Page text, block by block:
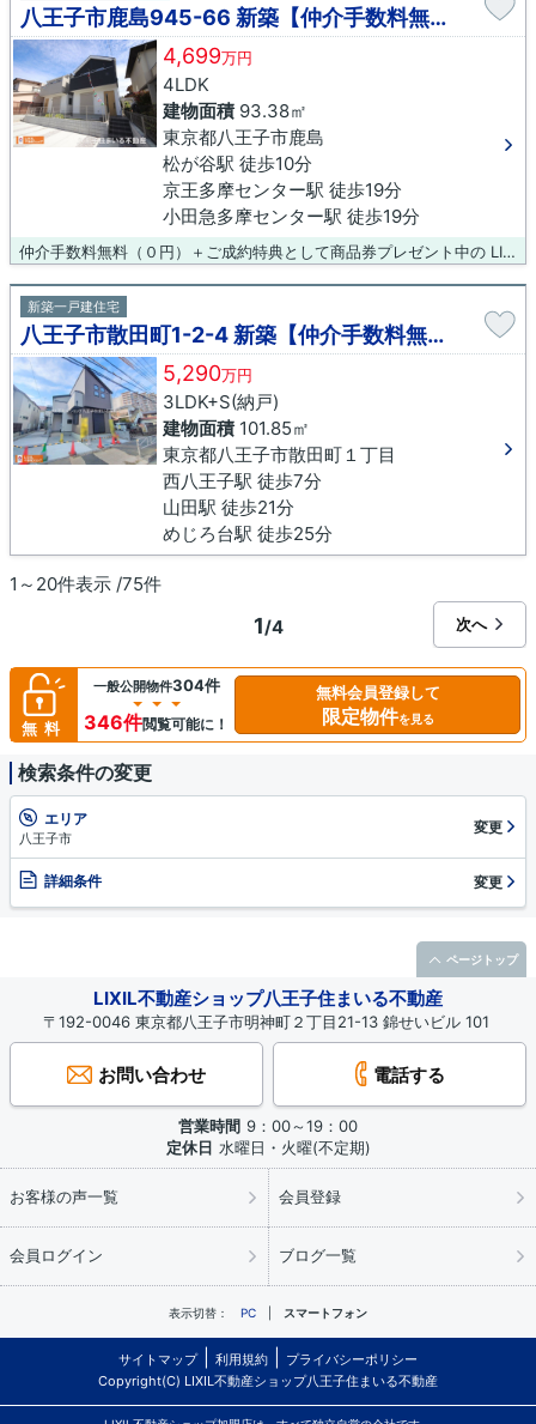
八王子市鹿島945-66 新築【仲介手数料無料】
4,699万円
4LDK
建物面積93.38㎡
東京都八王子市鹿島
松が谷駅 徒歩10分
京王多摩センター駅 徒歩19分
小田急多摩センター駅 徒歩19分
仲介手数料無料（０円）＋ご成約特典として商品券プレゼント中の LIXIL不動産ショップ八王子住まいる不動産にお任せください！
新築一戸建住宅
八王子市散田町1-2-4 新築【仲介手数料無料】
5,290万円
3LDK+S(納戸)
建物面積101.85㎡
東京都八王子市散田町１丁目
西八王子駅 徒歩7分
山田駅 徒歩21分
めじろ台駅 徒歩25分
1～20件表示 /75件
1/4 次へ
無料
一般公開物件304件
346件閲覧可能に！
無料会員登録して
限定物件を見る
検索条件の変更
エリア
八王子市
変更
詳細条件 変更
LIXIL不動産ショップ八王子住まいる不動産
〒192-0046 東京都八王子市明神町２丁目21-13 錦せいビル 101
お問い合わせ 電話する
営業時間 9：00～19：00
定休日 水曜日・火曜(不定期)
お客様の声一覧 会員登録
会員ログイン ブログ一覧
表示切替： PC スマートフォン
サイトマップ 利用規約
プライバシーポリシー
Copyright(C) LIXIL不動産ショップ八王子住まいる不動産
ページトップ